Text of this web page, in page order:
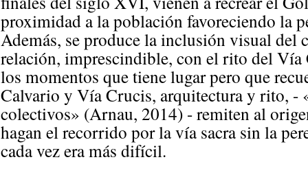
proximidad a la población favoreciendo la
Además, se produce la inclusión visual del
relación, imprescindible, con el rito del Vía
los momentos que tiene lugar pero que
Calvario y Vía Crucis, arquitectura y rito, -
colectivos» (Arnau, 2014) - remiten al
hagan el recorrido por la vía sacra sin la
cada vez era más difícil.